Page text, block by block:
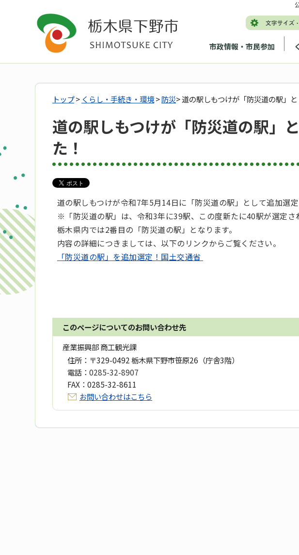
市政情報・市民参加
トップ> くらし・手続き・環境>防災> 道の駅しもつけが「防災道の駅」
道の駅しもつけが「防災道の駅」
た！
道の駅しもつけが令和7年5月14日に「防災道の駅」として追加選
※「防災道の駅」は、令和3年に39駅、この度新たに40駅が選定さ
栃木県内では2番目の「防災道の駅」となります。
内容の詳細につきましては、以下のリンクからご覧ください。
「防災道の駅」を追加選定！国土交通省
このページについてのお問い合わせ先
産業振興部 商工観光課
住所： 〒329-0492 栃木県下野市笹原26（庁舎3階）
電話： 0285-32-8907
FAX： 0285-32-8611
お問い合わせはこちら